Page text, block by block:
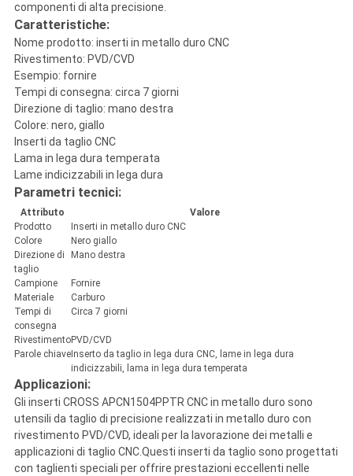
componenti di alta precisione.
Caratteristiche:
Nome prodotto: inserti in metallo duro CNC
Rivestimento: PVD/CVD
Esempio: fornire
Tempi di consegna: circa 7 giorni
Direzione di taglio: mano destra
Colore: nero, giallo
Inserti da taglio CNC
Lama in lega dura temperata
Lame indicizzabili in lega dura
Parametri tecnici:
Attributo
Valore
Prodotto
Inserti in metallo duro CNC
Colore
Nero giallo
Direzione di
taglio
Mano destra
Campione
Fornire
Materiale
Carburo
Tempi di
consegna
Circa 7 giorni
RivestimentoPVD/CVD
Parole chiaveInserto da taglio in lega dura CNC, lame in lega dura
indicizzabili, lama in lega dura temperata
Applicazioni:
Gli inserti CROSS APCN1504PPTR CNC in metallo duro sono
utensili da taglio di precisione realizzati in metallo duro con
rivestimento PVD/CVD, ideali per la lavorazione dei metalli e
applicazioni di taglio CNC.Questi inserti da taglio sono progettati
con taglienti speciali per offrire prestazioni eccellenti nelle